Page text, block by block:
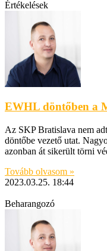
Értékelések
EWHL döntőben a
Az SKP Bratislava nem
döntőbe vezető utat.
azonban át sikerült törni
Tovább olvasom »
2023.03.25. 18:44
Beharangozó